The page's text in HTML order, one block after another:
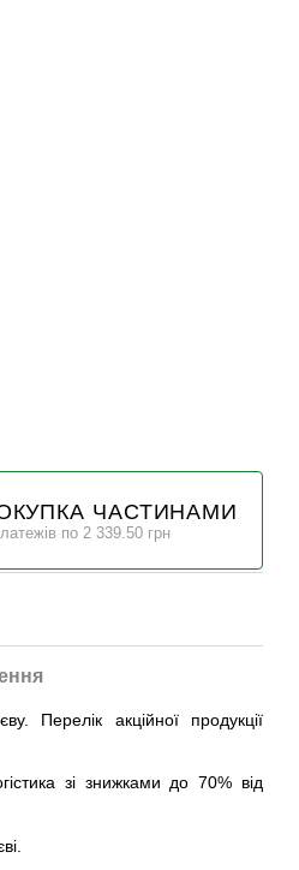
ЧАСТИНАМИ
по 2 339.50 грн
Перелік акційної продукції
зі знижками до 70% від